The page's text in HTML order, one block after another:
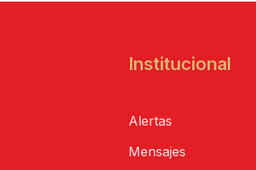
Institucional
Alertas
Mensajes